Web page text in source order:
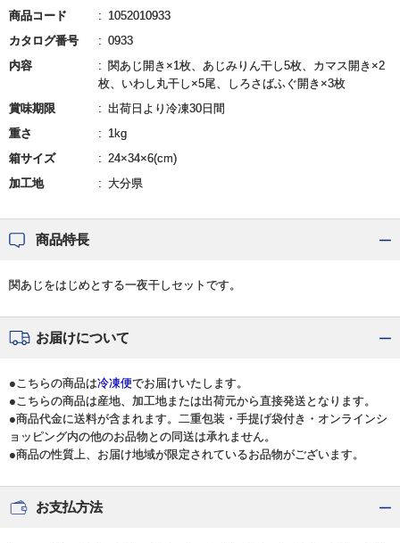
商品コード
1052010933
カタログ番号
0933
内容
関あじ開き×1枚、あじみりん干し5枚、カマス開き×2
枚、いわし丸干し×5尾、しろさばふぐ開き×3枚
賞味期限
出荷日より冷凍30日間
重さ
1kg
箱サイズ
24×34×6(cm)
加工地
大分県
商品特長
関あじをはじめとする一夜干しセットです。
お届けについて
●こちらの商品は冷凍便でお届けいたします。
●こちらの商品は産地、加工地または出荷元から直接発送となります。
●商品代金に送料が含まれます。二重包装・手提げ袋付き・オンラインシ
ョッピング内の他のお品物との同送は承れません。
●商品の性質上、お届け地域が限定されているお品物がございます。
お支払方法